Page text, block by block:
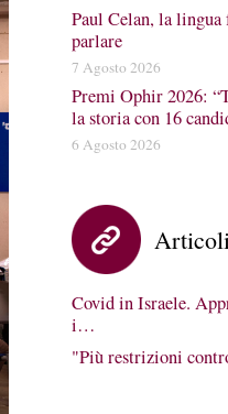
Paul Celan, la
parlare
7 Agosto 2026
Premi Ophir 2026:
la storia con 16
6 Agosto 2026
Covid in Israele.
i…
"Più restrizioni